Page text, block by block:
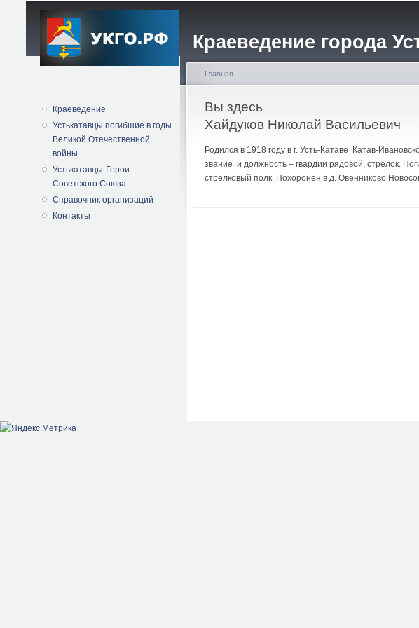
Краеведение города
Краеведение
Устькатавцы погибшие в годы
Великой Отечественной
войны
Устькатавцы-Герои
Советского Союза
Справочник организаций
Контакты
Вы здесь
Главная
Хайдуков Николай Васильевич
Родился в 1918 году в г. Усть-Катаве Катав-
звание и должность – гвардии рядовой, стрелок.
стрелковый полк. Похоронен в д. Овенниково